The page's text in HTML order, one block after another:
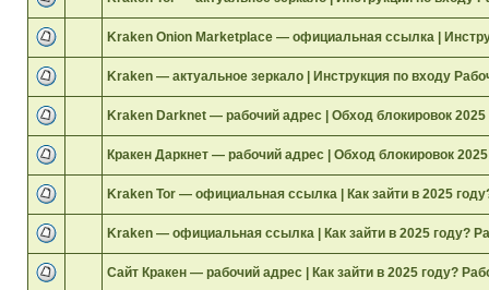
Kraken Onion Marketplace — официальная ссылка |
Kraken — актуальное зеркало | Инструкция по входу
Kraken Darknet — рабочий адрес | Обход блокировок 2025
Кракен Даркнет — рабочий адрес | Обход блокировок
Kraken Tor — официальная ссылка | Как зайти в 2025
Kraken — официальная ссылка | Как зайти в 2025 году?
Сайт Кракен — рабочий адрес | Как зайти в 2025 году?